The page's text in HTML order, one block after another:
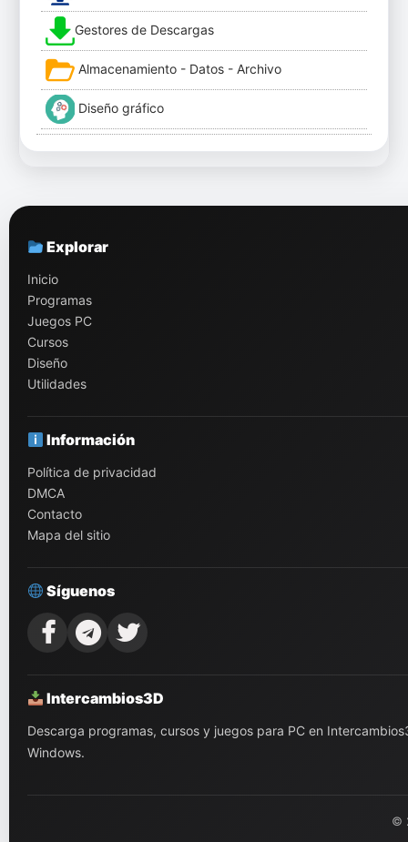
Gestores de Descargas
Almacenamiento - Datos - Archivo
Diseño gráfico
Explorar
Inicio
Programas
Juegos PC
Cursos
Diseño
Utilidades
Información
Política de privacidad
DMCA
Contacto
Mapa del sitio
Síguenos
Intercambios3D
Descarga programas, cursos y juegos para PC en
Windows.
©